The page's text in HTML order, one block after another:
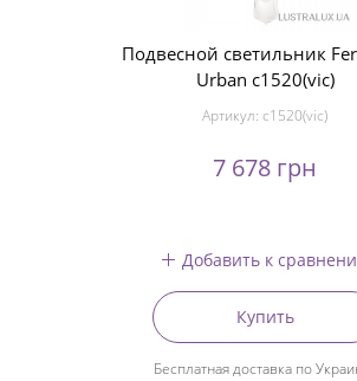
Подвесной светильник
Urban c1520(viс)
Артикул: c1520(viс)
7 678 грн
Добавить к
Купить
Бесплатная доставка по